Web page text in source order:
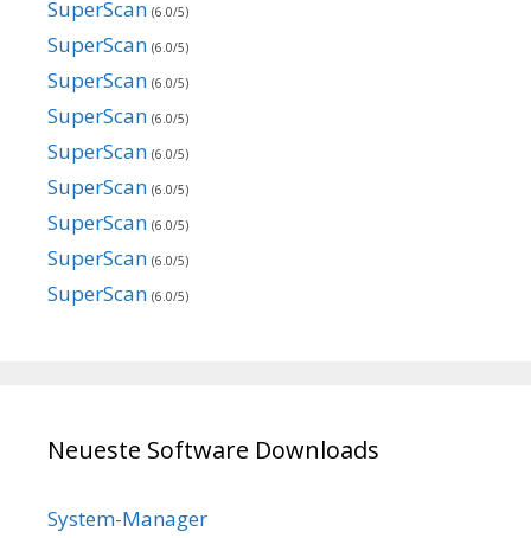
SuperScan (6.0/5)
SuperScan (6.0/5)
SuperScan (6.0/5)
SuperScan (6.0/5)
SuperScan (6.0/5)
SuperScan (6.0/5)
SuperScan (6.0/5)
SuperScan (6.0/5)
SuperScan (6.0/5)
Neueste Software Downloads
System-Manager